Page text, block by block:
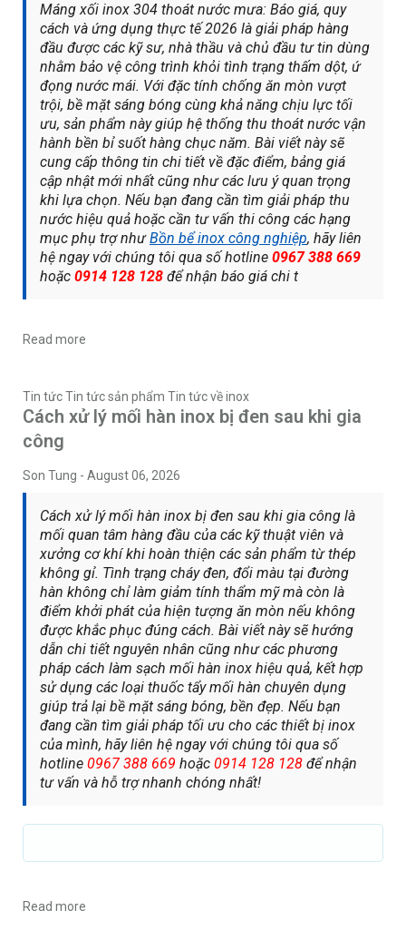
Máng xối inox 304 thoát nước mưa: Báo giá, quy
cách và ứng dụng thực tế 2026 là giải pháp hàng
đầu được các kỹ sư, nhà thầu và chủ đầu tư tin dùng
nhằm bảo vệ công trình khỏi tình trạng thấm dột, ứ
đọng nước mái. Với đặc tính chống ăn mòn vượt
trội, bề mặt sáng bóng cùng khả năng chịu lực tối
ưu, sản phẩm này giúp hệ thống thu thoát nước vận
hành bền bỉ suốt hàng chục năm. Bài viết này sẽ
cung cấp thông tin chi tiết về đặc điểm, bảng giá
cập nhật mới nhất cũng như các lưu ý quan trọng
khi lựa chọn. Nếu bạn đang cần tìm giải pháp thu
nước hiệu quả hoặc cần tư vấn thi công các hạng
mục phụ trợ nhưBồn bể inox công nghiệp, hãy liên
hệ ngay với chúng tôi qua số hotline 0967 388 669
hoặc 0914 128 128 để nhận báo giá chi t
Read more
Tin tứcTin tức sản phẩm Tin tức về inox
Cách xử lý mối hàn inox bị đen sau khi gia
công
Son Tung - August 06, 2026
Cách xử lý mối hàn inox bị đen sau khi gia công là
mối quan tâm hàng đầu của các kỹ thuật viên và
xưởng cơ khí khi hoàn thiện các sản phẩm từ thép
không gỉ. Tình trạng cháy đen, đổi màu tại đường
hàn không chỉ làm giảm tính thẩm mỹ mà còn là
điểm khởi phát của hiện tượng ăn mòn nếu không
được khắc phục đúng cách. Bài viết này sẽ hướng
dẫn chi tiết nguyên nhân cũng như các phương
pháp cách làm sạch mối hàn inox hiệu quả, kết hợp
sử dụng các loại thuốc tẩy mối hàn chuyên dụng
giúp trả lại bề mặt sáng bóng, bền đẹp. Nếu bạn
đang cần tìm giải pháp tối ưu cho các thiết bị inox
của mình, hãy liên hệ ngay với chúng tôi qua số
hotline 0967 388 669 hoặc 0914 128 128 để nhận
tư vấn và hỗ trợ nhanh chóng nhất!
Read more